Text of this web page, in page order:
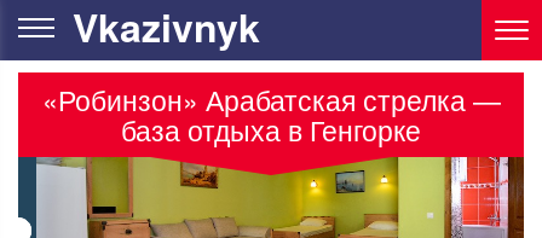
Vkazivnyk
«Робинзон» Арабатская стрелка —
база отдыха в Генгорке